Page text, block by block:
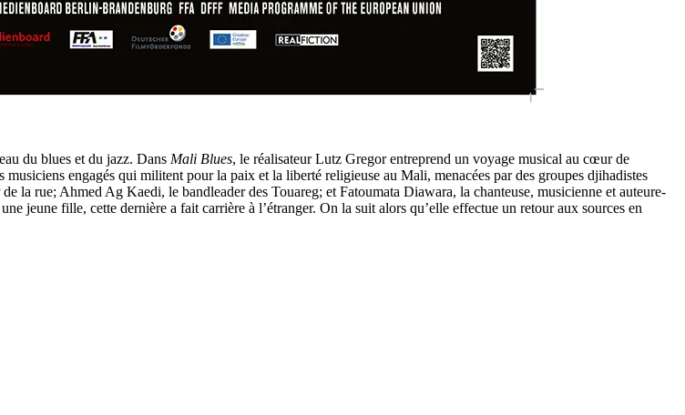
du blues et du jazz. Dans Mali Blues, le réalisateur Lutz Gregor entreprend un voyage musical au cœur de
engagés qui militent pour la paix et la liberté religieuse au Mali, menacées par des groupes djihadistes
la rue; Ahmed Ag Kaedi, le bandleader des Touareg; et Fatoumata Diawara, la chanteuse, musicienne et auteure-
jeune fille, cette dernière a fait carrière à l’étranger. On la suit alors qu’elle effectue un retour aux sources en